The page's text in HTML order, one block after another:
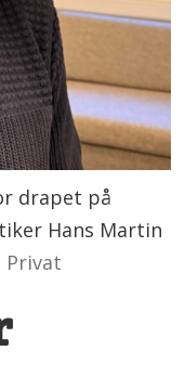
drapet på
Hans Martin
Privat